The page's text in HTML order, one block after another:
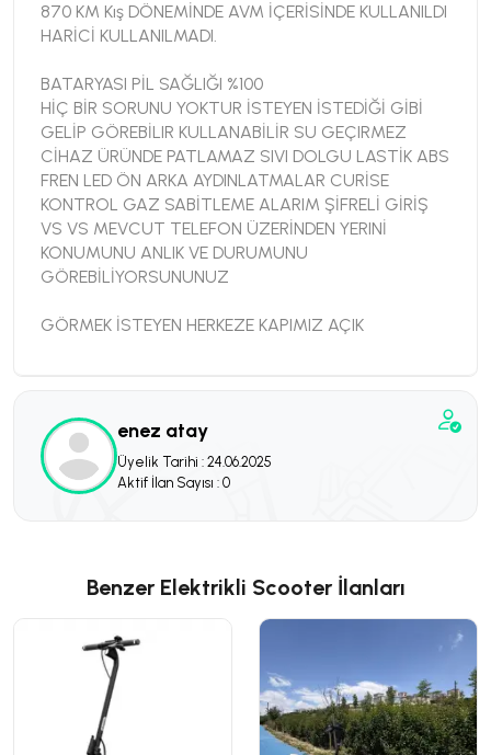
enez atay
Üyelik Tarihi : 24.06.2025
Aktif İlan Sayısı : 0
870 KM Kış DÖNEMİNDE AVM İÇERİSİNDE KULLANILDI
HARİCİ KULLANILMADI.
BATARYASI PİL SAĞLIĞI %100
HİÇ BİR SORUNU YOKTUR İSTEYEN İSTEDİĞİ GİBİ
GELİP GÖREBİLIR KULLANABİLİR SU GEÇIRMEZ
CİHAZ ÜRÜNDE PATLAMAZ SIVI DOLGU LASTİK ABS
FREN LED ÖN ARKA AYDINLATMALAR CURİSE
KONTROL GAZ SABİTLEME ALARIM ŞİFRELİ GİRİŞ
VS VS MEVCUT TELEFON ÜZERİNDEN YERINİ
KONUMUNU ANLIK VE DURUMUNU
GÖREBİLİYORSUNUNUZ
GÖRMEK İSTEYEN HERKEZE KAPIMIZ AÇIK
Benzer Elektrikli Scooter İlanları